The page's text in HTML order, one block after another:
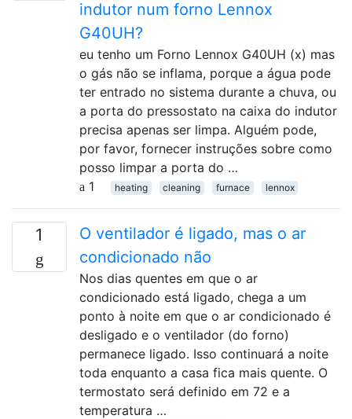
indutor num forno Lennox
G40UH?
eu tenho um Forno Lennox G40UH (x) mas
o gás não se inflama, porque a água pode
ter entrado no sistema durante a chuva, ou
a porta do pressostato na caixa do indutor
precisa apenas ser limpa. Alguém pode,
por favor, fornecer instruções sobre como
posso limpar a porta do …
1
heating cleaning furnace lennox
1
O ventilador é ligado, mas o ar
condicionado não
Nos dias quentes em que o ar
condicionado está ligado, chega a um
ponto à noite em que o ar condicionado é
desligado e o ventilador (do forno)
permanece ligado. Isso continuará a noite
toda enquanto a casa fica mais quente. O
termostato será definido em 72 e a
temperatura …